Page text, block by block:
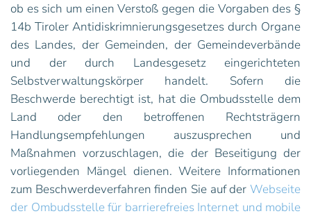
ob es sich um einen Verstoß gegen die Vorgaben des §
14b Tiroler Antidiskrimnierungsgesetzes durch Organe
des Landes, der Gemeinden, der Gemeindeverbände
und der durch Landesgesetz eingerichteten
Selbstverwaltungskörper handelt. Sofern die
Beschwerde berechtigt ist, hat die Ombudsstelle dem
Land oder den betroffenen Rechtsträgern
Handlungsempfehlungen auszusprechen und
Maßnahmen vorzuschlagen, die der Beseitigung der
vorliegenden Mängel dienen. Weitere Informationen
zum Beschwerdeverfahren finden Sie auf der Webseite
der Ombudsstelle für barrierefreies Internet und mobile